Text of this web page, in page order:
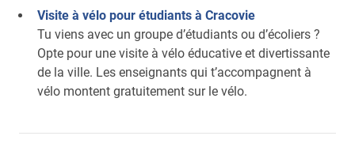
Visite à vélo pour étudiants à Cracovie
Tu viens avec un groupe d’étudiants ou d’écoliers ?
Opte pour une visite à vélo éducative et divertissante
de la ville. Les enseignants qui t’accompagnent à
vélo montent gratuitement sur le vélo.